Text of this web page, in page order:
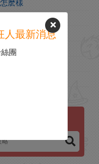
麽樣
彈發射器怎麽樣
怎麽樣
樣
的弩怎麽樣
樣
人最新消息
團